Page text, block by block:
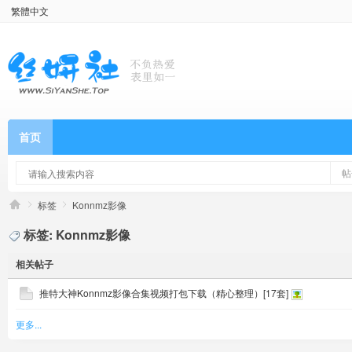
繁體中文
首页
标签 Konnmz影像
标签: Konnmz影像
相关帖子
推特大神Konnmz影像合集视频打包下载（精心整理）[17套]
更多...